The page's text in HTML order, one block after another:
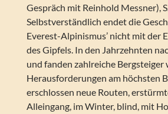
Gespräch mit Reinhold Messner),
Selbstverständlich endet die
Everest-Alpinismus’ nicht mit der
des Gipfels. In den Jahrzehnten
und fanden zahlreiche Bergsteiger
Herausforderungen am höchsten
erschlossen neue Routen,
Alleingang, im Winter, blind, mit